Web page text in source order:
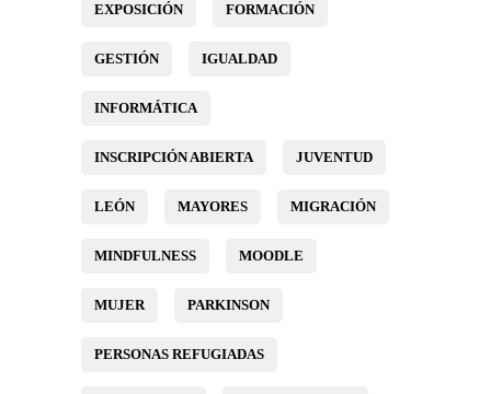
EXPOSICIÓN FORMACIÓN
GESTIÓN IGUALDAD
INFORMÁTICA
INSCRIPCIÓN ABIERTA JUVENTUD
LEÓN MAYORES MIGRACIÓN
MINDFULNESS MOODLE
MUJER PARKINSON
PERSONAS REFUGIADAS